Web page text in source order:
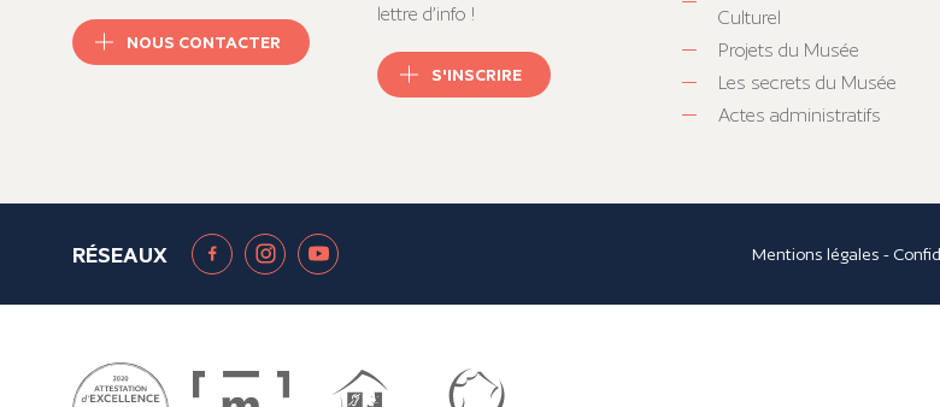
NOUS CONTACTER
lettre d’info !
S'INSCRIRE
Culturel
Projets du Musée
Les secrets du Musée
Actes administratifs
RÉSEAUX Mentions légales -